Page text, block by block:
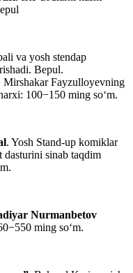
va yosh stendap
Bepul.
Mirshakar Fayzulloyevning
100−150 ming so‘m.
. Yosh Stand-up komiklar
dasturini sinab taqdim
Nurmanbetov
ming so‘m.